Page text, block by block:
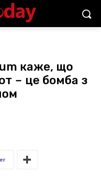
каже, що
– це бомба з